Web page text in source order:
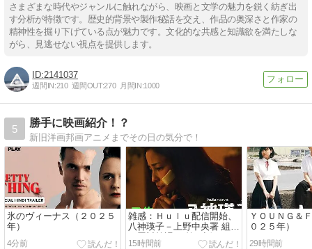
さまざまな時代やジャンルに触れながら、映画と文学の魅力を鋭く紡ぎ出
す分析が特徴です。歴史的背景や製作秘話を交え、作品の奥深さと作家の
精神性を掘り下げている点が魅力です。文化的な共感と知識欲を満たしな
がら、見逃せない視点を提供します。
2141037
週間IN:210 週間OUT:270 月間IN:1000
5
勝手に映画紹介！？
新旧洋画邦画アニメまでその日の気分で！
氷のヴィーナス（２０２５
年）
5分前
雑感：Ｈｕｌｕ配信開始、
八神瑛子－上野中央署 組織
犯罪対策課－ 第４話
15時間前
ＹＯＵＮＧ＆
０２５年）
29時間前